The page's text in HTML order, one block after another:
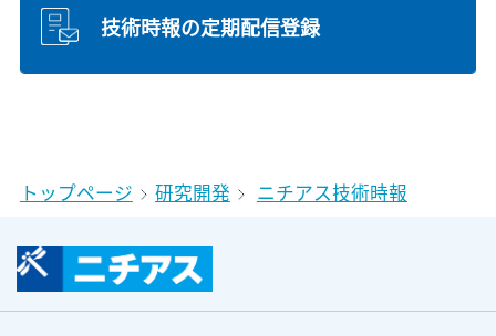
技術時報の定期配信登録
トップページ 研究開発 ニチアス技術時報